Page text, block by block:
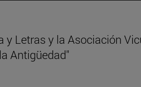
y Letras y la Asociación
Antigüedad"